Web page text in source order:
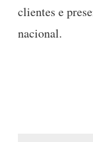
clientes e
nacional.